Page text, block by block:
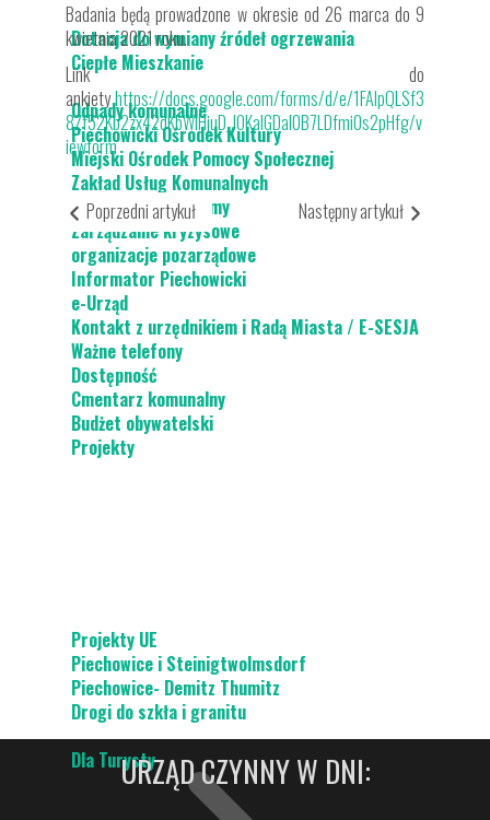
Dotacja do wymiany źródeł ogrzewania
Ciepłe Mieszkanie
Odpady komunalne
Piechowicki Ośrodek Kultury
Miejski Ośrodek Pomocy Społecznej
Zakład Usług Komunalnych
Strategie i programy
Zarządzanie kryzysowe
organizacje pozarządowe
Informator Piechowicki
e-Urząd
Kontakt z urzędnikiem i Radą Miasta / E-SESJA
Ważne telefony
Dostępność
Cmentarz komunalny
Budżet obywatelski
Projekty
Projekty UE
Piechowice i Steinigtwolmsdorf
Piechowice- Demitz Thumitz
Drogi do szkła i granitu
Dla Turysty
Badania będą prowadzone w okresie od 26 marca do 9
kwietnia 2021 roku.
Link do
ankietyhttps://docs.google.com/forms/d/e/1FAIpQLSf3
8Zf52Kb2zx42dKbWIHjuD_JOKalGDaI0B7LDfmi0s2pHfg/v
iewform
Poprzedni artykuł Następny artykuł
URZĄD CZYNNY W DNI: